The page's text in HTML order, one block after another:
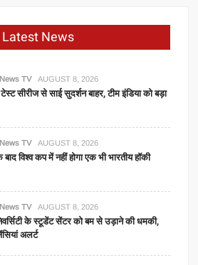
Latest News
TV AUGUST 8, 2026
सीरीज से साई सुदर्शन बाहर, टीम इंडिया को बड़ा
TV AUGUST 8, 2026
विश्व कप में नहीं होगा एक भी भारतीय हॉकी
TV AUGUST 8, 2026
के स्टूडेंट सेंटर को बम से उड़ाने की धमकी,
अलर्ट